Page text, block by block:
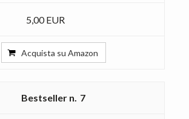
5,00 EUR
Acquista su Amazon
7